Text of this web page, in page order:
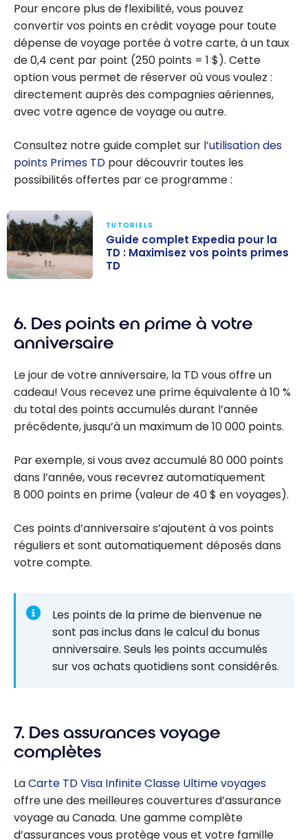
Pour encore plus de flexibilité, vous pouvez
convertir vos points en crédit voyage pour toute
dépense de voyage portée à votre carte, à un taux
de 0,4 cent par point (250 points = 1 $). Cette
option vous permet de réserver où vous voulez :
directement auprès des compagnies aériennes,
avec votre agence de voyage ou autre.
Consultez notre guide complet sur l’utilisation des
points Primes TD pour découvrir toutes les
possibilités offertes par ce programme :
TD : Maximisez
vos points
TUTORIELS
Guide complet Expedia pour la
TD : Maximisez vos points primes
TD
6. Des points en prime à votre
anniversaire
Le jour de votre anniversaire, la TD vous offre un
cadeau! Vous recevez une prime équivalente à10 %
du total des points accumulés durant l’année
précédente, jusqu’à un maximum de10 000 points.
Par exemple, si vous avez accumulé80 000 points
dans l’année, vous recevrez automatiquement
8 000 points en prime (valeur de 40 $ en voyages).
Ces points d’anniversaire s’ajoutent à vos points
réguliers et sont automatiquement déposés dans
votre compte.
Les points de la prime de bienvenue ne
sont pas inclus dans le calcul du bonus
anniversaire. Seuls les points accumulés
sur vos achats quotidiens sont considérés.
7. Des assurances voyage
complètes
LaCarte TD Visa Infinite Classe Ultime voyages
offre une des meilleures couvertures d’assurance
voyage au Canada. Une gamme complète
d’assurances vous protège vous et votre famille